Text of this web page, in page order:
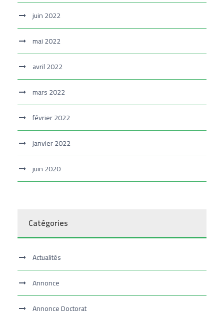
juin 2022
mai 2022
avril 2022
mars 2022
février 2022
janvier 2022
juin 2020
Catégories
Actualités
Annonce
Annonce Doctorat